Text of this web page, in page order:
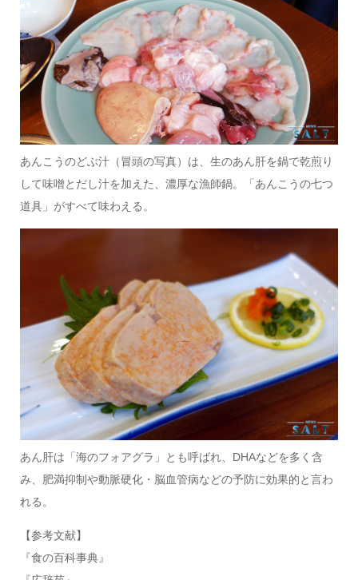
あんこうのどぶ汁（冒頭の写真）は、生のあん肝を鍋で乾煎り
して味噌とだし汁を加えた、濃厚な漁師鍋。「あんこうの七つ
道具」がすべて味わえる。
あん肝は「海のフォアグラ」とも呼ばれ、DHAなどを多く含
み、肥満抑制や動脈硬化・脳血管病などの予防に効果的と言わ
れる。
【参考文献】
『食の百科事典』